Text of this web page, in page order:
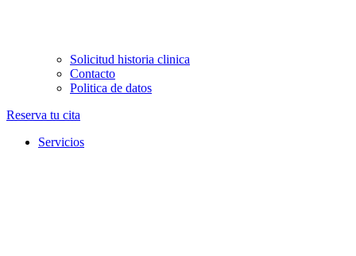
Solicitud historia clinica
Contacto
Politica de datos
Reserva tu cita
Servicios